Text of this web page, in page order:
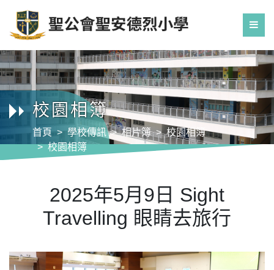
校園相簿
首頁 學校傳訊 相片簿
校園相簿
校園相簿
2025年5月9日 Sight
Travelling 眼睛去旅行